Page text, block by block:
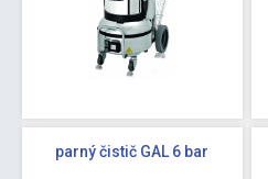
parný čistič GAL 6 bar